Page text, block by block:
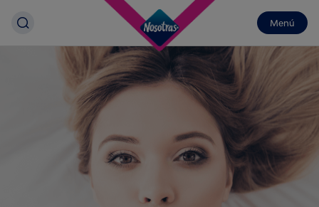
Menú